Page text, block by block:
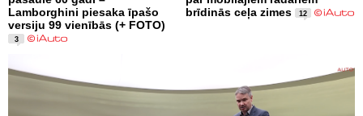
Lamborghini piesaka īpašo
versiju 99 vienībās (+ FOTO)
3
brīdinās ceļa zimes
12